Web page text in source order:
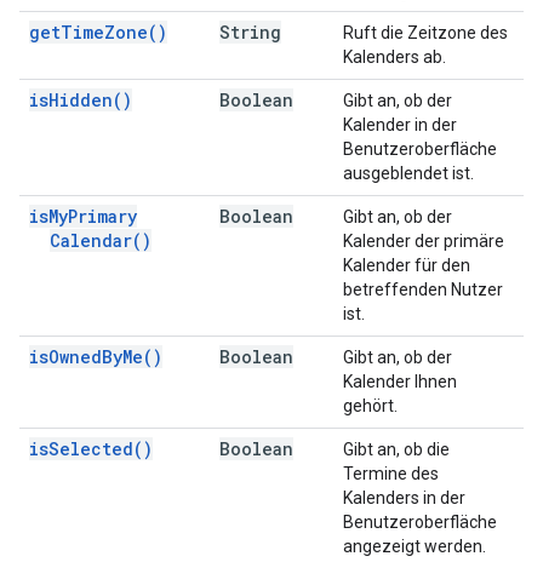
getTimeZone( ) String
Ruft die Zeitzone des
Kalenders ab.
isHidden( ) Boolean
Gibt an, ob der
Kalender in der
Benutzeroberfläche
ausgeblendet ist.
isMyPrimary
Calendar( )
Boolean
Gibt an, ob der
Kalender der primäre
Kalender für den
betreffenden Nutzer
ist.
isOwnedByMe( ) Boolean
Gibt an, ob der
Kalender Ihnen
gehört.
isSelected( ) Boolean
Gibt an, ob die
Termine des
Kalenders in der
Benutzeroberfläche
angezeigt werden.